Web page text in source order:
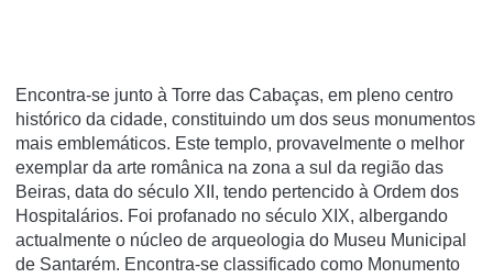
Encontra-se junto à Torre das Cabaças, em pleno centro
histórico da cidade, constituindo um dos seus monumentos
mais emblemáticos. Este templo, provavelmente o melhor
exemplar da arte românica na zona a sul da região das
Beiras, data do século XII, tendo pertencido à Ordem dos
Hospitalários. Foi profanado no século XIX, albergando
actualmente o núcleo de arqueologia do Museu Municipal
de Santarém. Encontra-se classificado como Monumento